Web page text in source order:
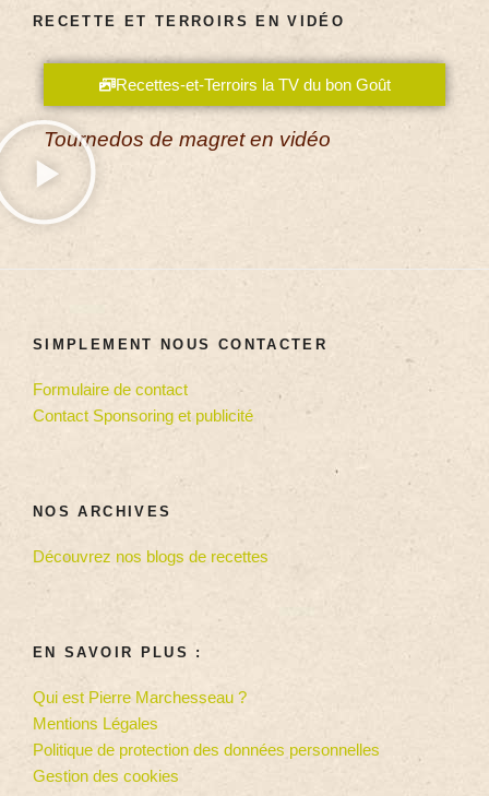
RECETTE ET TERROIRS EN VIDÉO
Recettes-et-Terroirs la TV du bon Goût
Tournedos de magret en vidéo
SIMPLEMENT NOUS CONTACTER
Formulaire de contact
Contact Sponsoring et publicité
NOS ARCHIVES
Découvrez nos blogs de recettes
EN SAVOIR PLUS :
Qui est Pierre Marchesseau ?
Mentions Légales
Politique de protection des données personnelles
Gestion des cookies